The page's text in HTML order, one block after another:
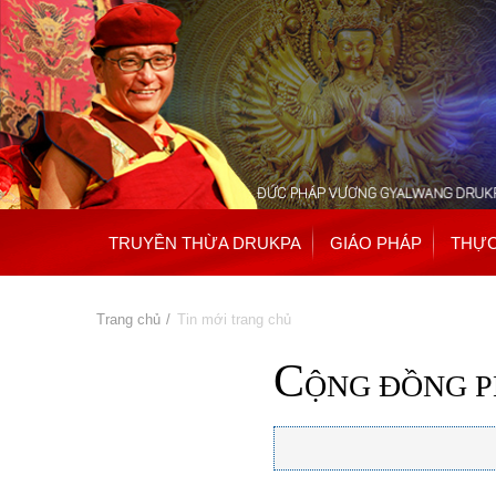
TRUYỀN THỪA DRUKPA GIÁO PHÁP
Trang chủ » Tin mới trang chủ
CỘNG ĐỒNG